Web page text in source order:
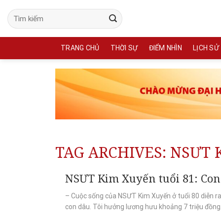
content
TRANG CHỦ THỜI SỰ ĐIỂM NHÌN LỊCH SỬ
TAG ARCHIVES: NSƯT
NSƯT Kim Xuyến tuổi 81:
– Cuộc sống của NSƯT Kim Xuyến ở tuổi 80 diễn
con dâu. Tôi hưởng lương hưu khoảng 7 triệu đồng...